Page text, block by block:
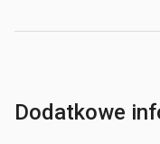
Dodatkowe